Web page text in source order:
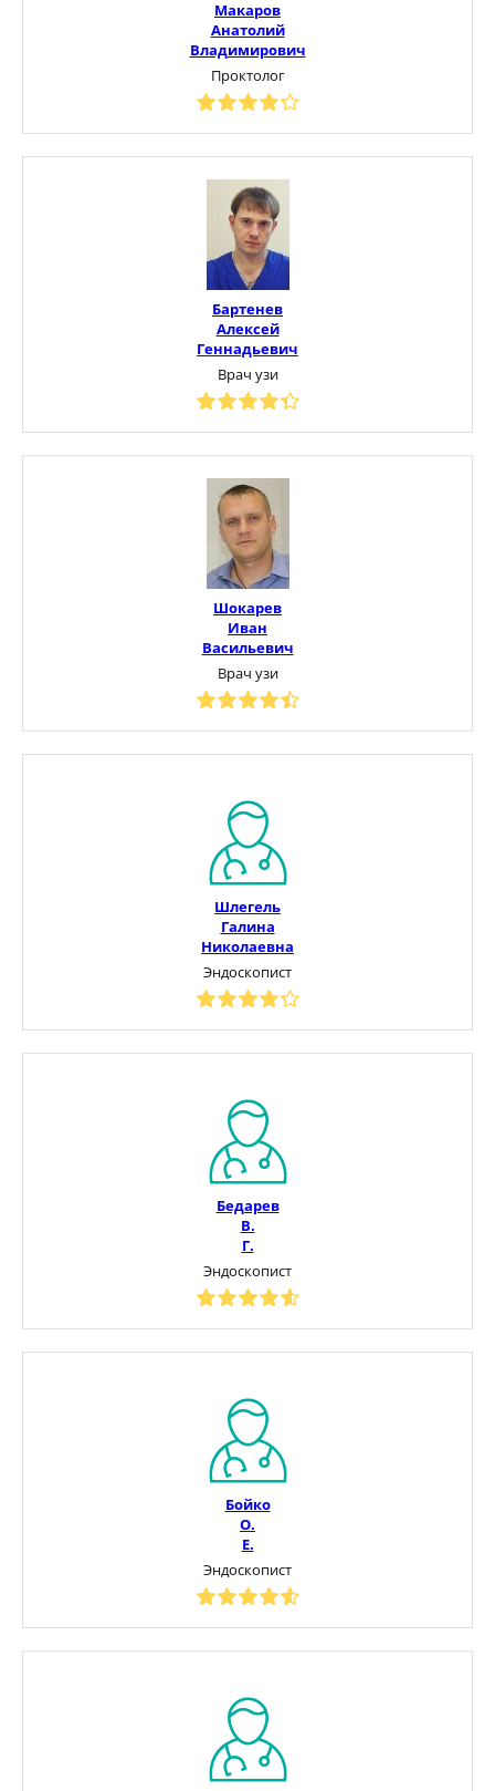
Макаров
Анатолий
Владимирович
Проктолог
Бартенев
Алексей
Геннадьевич
Врач узи
Шокарев
Иван
Васильевич
Врач узи
Шлегель
Галина
Николаевна
Эндоскопист
Бедарев
В.
Г.
Эндоскопист
Бойко
О.
Е.
Эндоскопист